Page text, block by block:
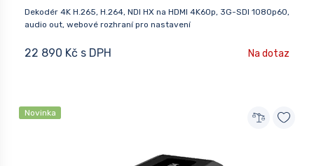
Dekodér 4K H.265, H.264, NDI HX na HDMI 4K60p, 3G-SDI 1080p60,
audio out, webové rozhraní pro nastavení
22 890 Kč s DPH Na dotaz
Novinka